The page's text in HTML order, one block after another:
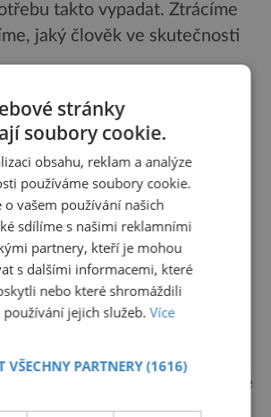
takto vypadat. Ztrácíme
jaký člověk ve skutečnosti
jak v potřebě poznávání, tak
sociálně žádoucí
odstřihnout určitou část
je způsobeno sociální
jak spolu souvisí potřeba
Zkusíme hypotézu, že
také potřebují více
kvůli tomu, že přívětiví lidé
na své okolí a tak jsou více
stránky
soubory cookie.
obsahu, reklam a analýze
používáme soubory cookie.
o vašem používání našich
sdílíme s našimi reklamními
partnery, kteří je mohou
s dalšími informacemi, které
nebo které shromáždili
používání jejich služeb.Více
VŠECHNY PARTNERY(1616)